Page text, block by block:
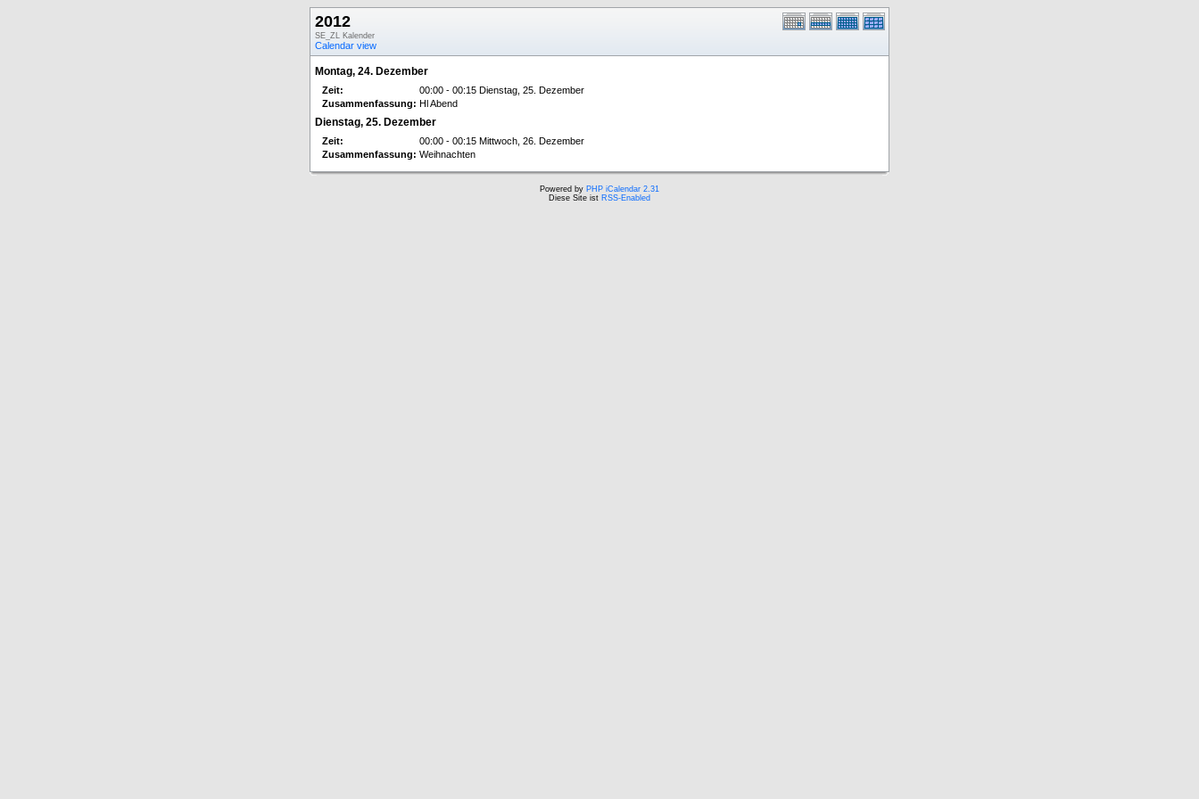
2012
SE_ZL Kalender
Calendar view
Montag, 24. Dezember
Zeit:
00:00 - 00:15 Dienstag, 25. Dezember
Zusammenfassung: Hl Abend
Dienstag, 25. Dezember
Zeit:
00:00 - 00:15 Mittwoch, 26. Dezember
Zusammenfassung: Weihnachten
Powered by PHP iCalendar 2.31
Diese Site ist RSS-Enabled